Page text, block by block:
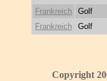
Frankreich
Golf
Frankreich
Golf
Copyright